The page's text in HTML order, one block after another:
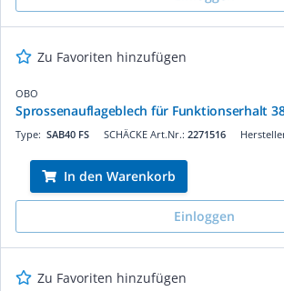
Zu Favoriten hinzufügen
OBO
Sprossenauflageblech für Funktionserhalt
SCHÄCKE Art.Nr.: 2271516
Type: SAB40 FS
In den Warenkorb
Einloggen
Zu Favoriten hinzufügen